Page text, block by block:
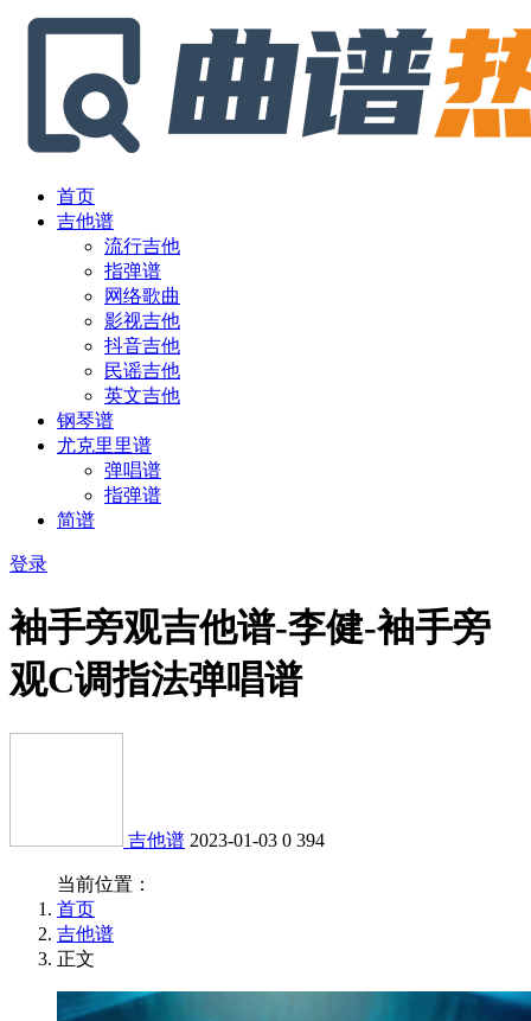
首页
吉他谱
流行吉他
指弹谱
网络歌曲
影视吉他
抖音吉他
民谣吉他
英文吉他
钢琴谱
尤克里里谱
弹唱谱
指弹谱
简谱
登录
袖手旁观吉他谱-李健-袖手旁
观C调指法弹唱谱
吉他谱 2023-01-03 0 394
当前位置：
首页
吉他谱
正文